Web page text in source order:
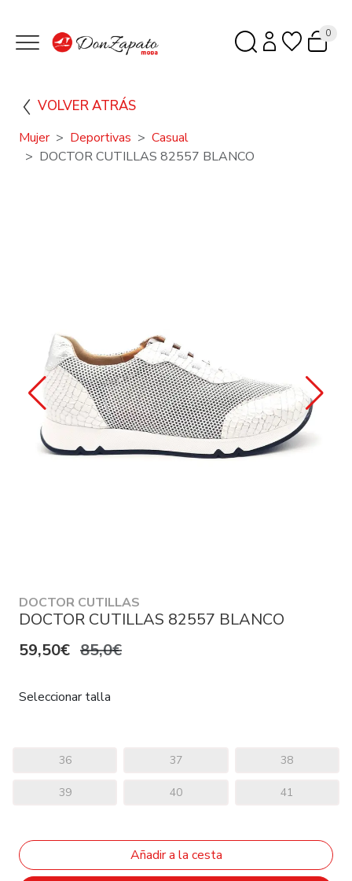
0
VOLVER ATRÁS
Mujer Deportivas
Casual
DOCTOR CUTILLAS 82557 BLANCO
DOCTOR CUTILLAS
DOCTOR CUTILLAS 82557 BLANCO
59,50€ 85,0€
Seleccionar talla
36 37 38
39 40 41